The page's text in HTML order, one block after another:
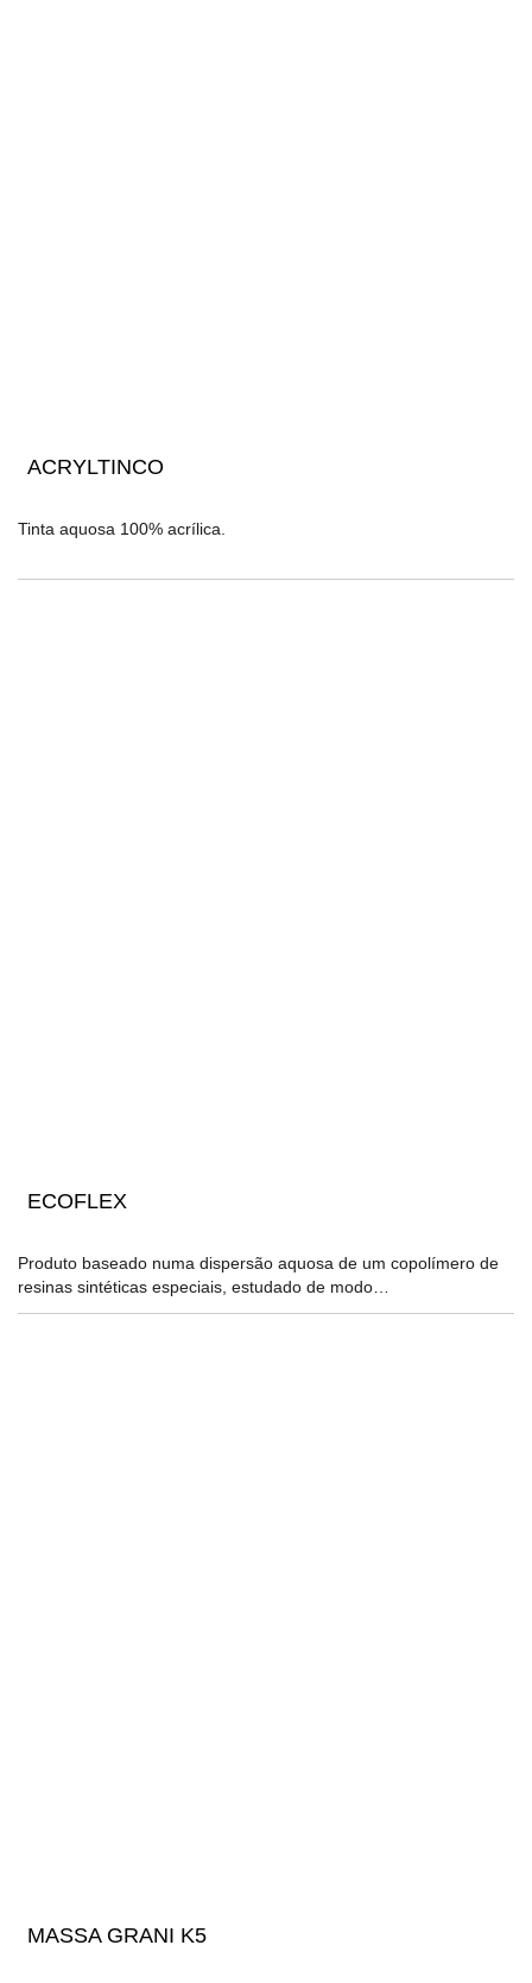
ACRYLTINCO
Tinta aquosa 100% acrílica.
ECOFLEX
Produto baseado numa dispersão aquosa de um copolímero de
resinas sintéticas especiais, estudado de modo…
MASSA GRANI K5